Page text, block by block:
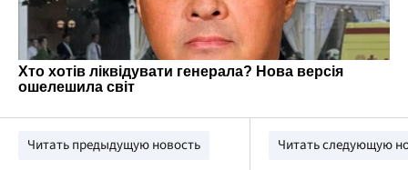
Читать предыдущую новость Читать следующую